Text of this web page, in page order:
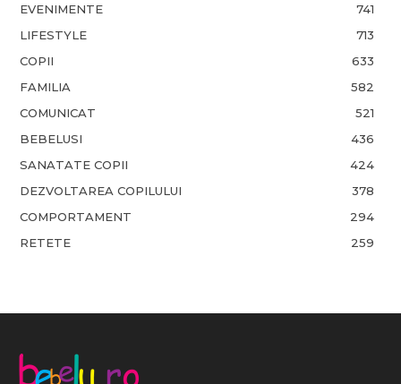
EVENIMENTE
741
LIFESTYLE
713
COPII
633
FAMILIA
582
COMUNICAT
521
BEBELUSI
436
SANATATE COPII
424
DEZVOLTAREA COPILULUI
378
COMPORTAMENT
294
RETETE
259